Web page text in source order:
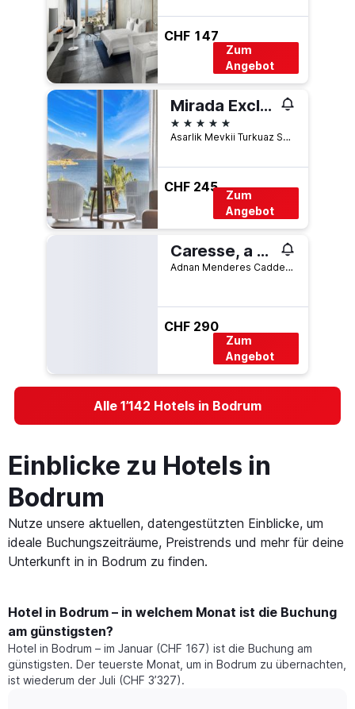
CHF 147
Zum
Angebot
Mirada Exclusive Bodrum
5 Sterne
Asarlik Mevkii Turkuaz Sk. No. 8-10, Bodrum, Türkei
CHF 245
Zum
Angebot
Caresse, a Luxury Collection Resort & Spa, Bodrum
Adnan Menderes Caddesi No: 89, Bodrum, Türkei
CHF 290
Zum
Angebot
Alle 1’142 Hotels in Bodrum
Einblicke zu Hotels in
Bodrum
Nutze unsere aktuellen, datengestützten Einblicke, um
ideale Buchungszeiträume, Preistrends und mehr für deine
Unterkunft in in Bodrum zu finden.
Hotel in Bodrum – in welchem Monat ist die Buchung
am günstigsten?
Hotel in Bodrum – im Januar (CHF 167) ist die Buchung am
günstigsten. Der teuerste Monat, um in Bodrum zu übernachten,
ist wiederum der Juli (CHF 3’327).